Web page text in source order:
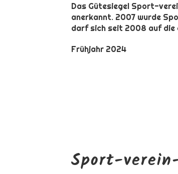
Das Gütesiegel Sport-
anerkannt. 2007 wurde
darf sich seit 2008 auf die
Frühjahr 2024
Sport-